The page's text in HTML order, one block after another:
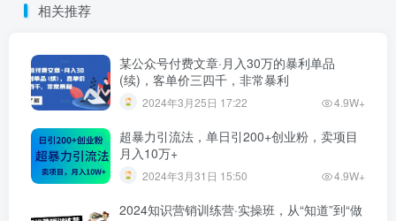
相关推荐
某公众号付费文章·月入30万的暴利单品
(续)，客单价三四千，非常暴利
2024年3月25日 17:22 4.9W+
超暴力引流法，单日引200+创业粉，卖项目
月入10万+
2024年3月31日 15:50 4.9W+
2024知识营销训练营·实操班，从“知道”到“做